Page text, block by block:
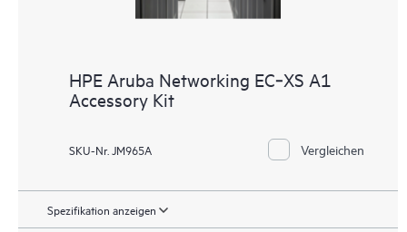
HPE Aruba Networking EC‑XS A1
Accessory Kit
SKU-Nr. JM965A Vergleichen
Spezifikation anzeigen